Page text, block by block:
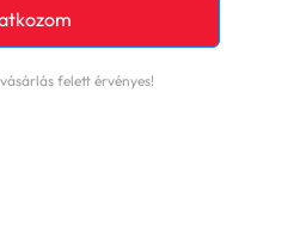
felett érvényes!